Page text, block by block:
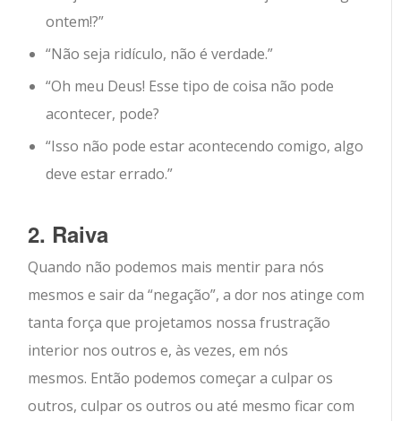
ontem!?”
“Não seja ridículo, não é verdade.”
“Oh meu Deus! Esse tipo de coisa não pode
acontecer, pode?
“Isso não pode estar acontecendo comigo, algo
deve estar errado.”
2. Raiva
Quando não podemos mais mentir para nós
mesmos e sair da “negação”, a dor nos atinge com
tanta força que projetamos nossa frustração
interior nos outros e, às vezes, em nós
mesmos. Então podemos começar a culpar os
outros, culpar os outros ou até mesmo ficar com